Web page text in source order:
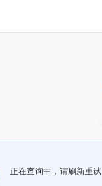
正在查询中，请刷新重试